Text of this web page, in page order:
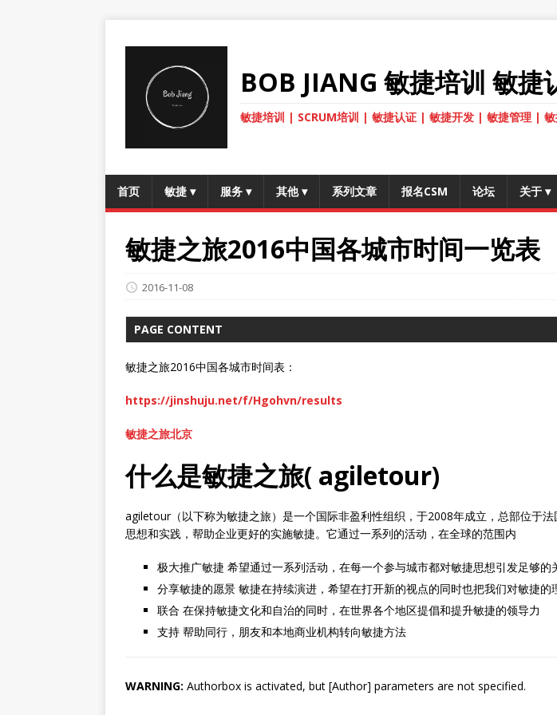
BOB JIANG 敏捷培训 敏捷
敏捷培训 | SCRUM培训 | 敏捷认证 | 敏捷开发 | 敏捷管理 | 敏
首页 敏捷 ▾ 服务 ▾ 其他 ▾ 系列文章 报名CSM 论坛 关于 ▾
敏捷之旅2016中国各城市时间一览表
2016-11-08
PAGE CONTENT
敏捷之旅2016中国各城市时间表：
https://jinshuju.net/f/Hgohvn/results
敏捷之旅北京
什么是敏捷之旅( agiletour)
agiletour（以下称为敏捷之旅）是一个国际非盈利性组织，于2008年成立，总部位于
思想和实践，帮助企业更好的实施敏捷。它通过一系列的活动，在全球的范围内
极大推广敏捷 希望通过一系列活动，在每一个参与城市都对敏捷思想引发足够的
分享敏捷的愿景 敏捷在持续演进，希望在打开新的视点的同时也把我们对敏捷的
联合 在保持敏捷文化和自治的同时，在世界各个地区提倡和提升敏捷的领导力
支持 帮助同行，朋友和本地商业机构转向敏捷方法
WARNING: Authorbox is activated, but [Author] parameters are not specified.